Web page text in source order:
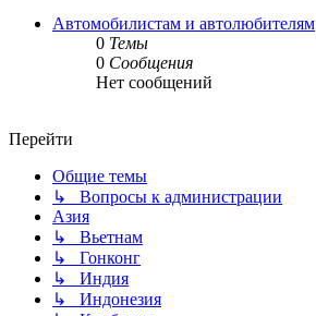
Автомобилистам и автолюбителям
0 Темы
0 Сообщения
Нет сообщений
Перейти
Общие темы
↳ Вопросы к администрации
Азия
↳ Вьетнам
↳ Гонконг
↳ Индия
↳ Индонезия